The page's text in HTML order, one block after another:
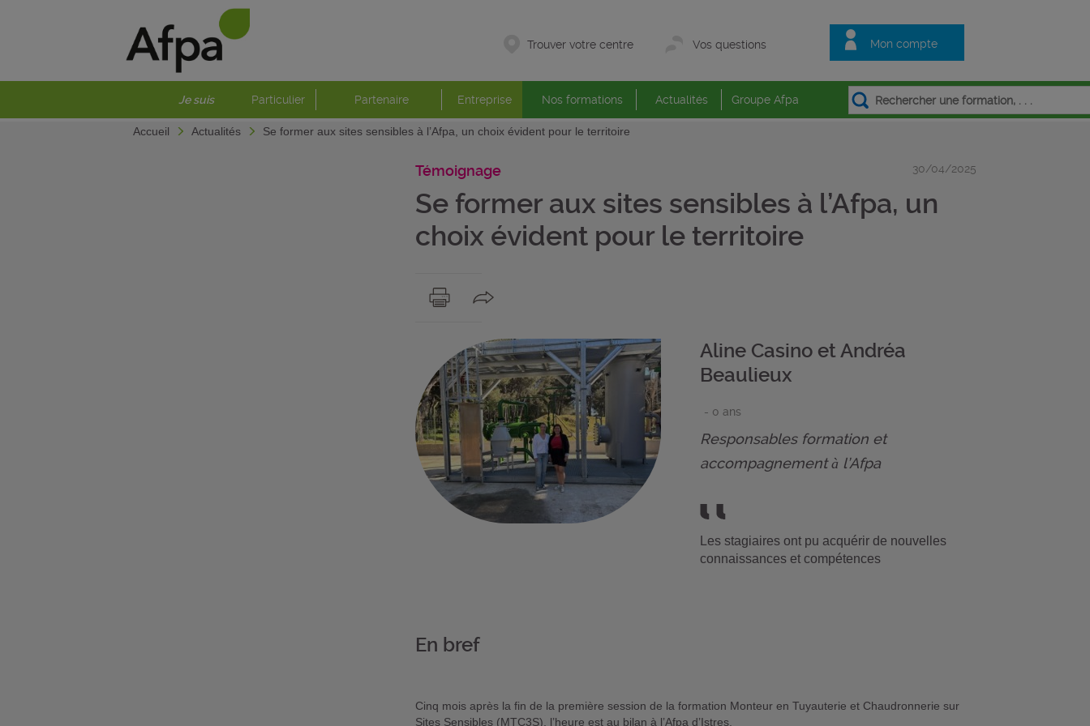
Mon compte
Trouver votre centre Vos questions
Je suis Particulier Partenaire Entreprise Nos formations Actualités Groupe Afpa
Accueil Actualités Se former aux sites sensibles à l’Afpa, un choix évident pour le territoire
Témoignage 30/04/2025
Se former aux sites sensibles à l’Afpa, un
choix évident pour le territoire
Aline Casino et Andréa
Beaulieux
- 0 ans
Responsables formation et
accompagnement à l’Afpa
Les stagiaires ont pu acquérir de nouvelles
connaissances et compétences
En bref
Cinq mois après la fin de la première session de la formation Monteur en Tuyauterie et Chaudronnerie sur
Sites Sensibles (MTC3S), l’heure est au bilan à l’Afpa d’Istres.